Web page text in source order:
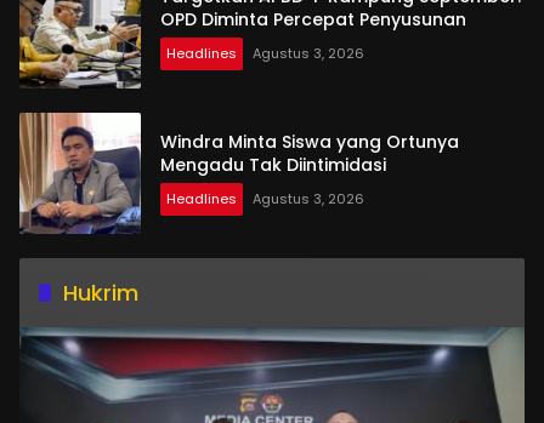
OPD Diminta Percepat Penyusunan
Headlines Agustus 3, 2026
Windra Minta Siswa yang Ortunya
Mengadu Tak Diintimidasi
Headlines Agustus 3, 2026
Hukrim